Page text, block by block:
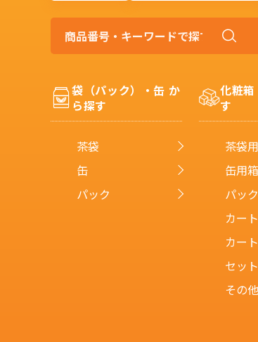
商
品
号・
キ
ー
ワ
袋（パック）・缶 か
ら探す
茶袋
缶
パック
化粧
す
茶袋
缶用箱
パッ
カー
カー
セッ
その